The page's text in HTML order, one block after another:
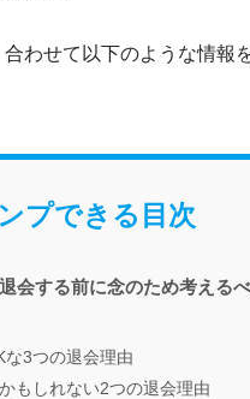
わせて以下のような情報
プできる目次
会する前に念のため考える
な3つの退会理由
もしれない2つの退会理由